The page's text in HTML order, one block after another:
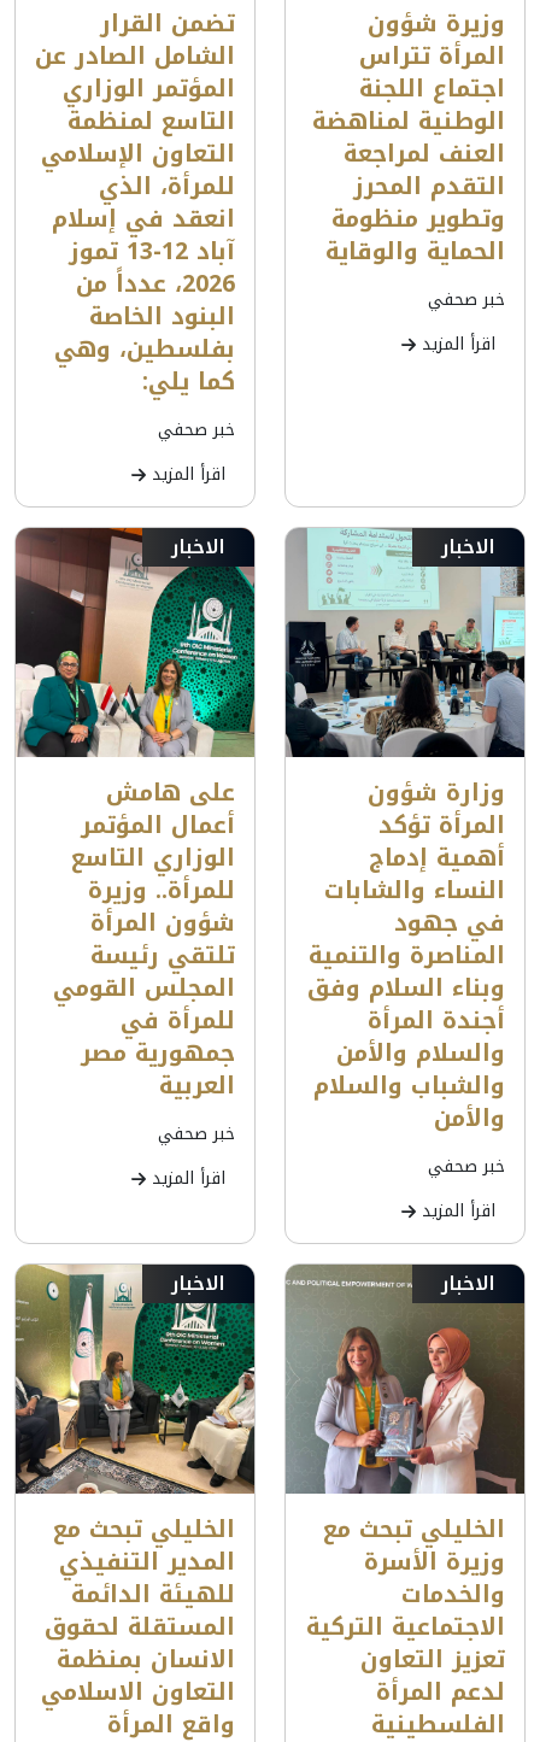
وزيرة شؤون
المرأة تتراس
اجتماع اللجنة
الوطنية لمناهضة
العنف لمراجعة
التقدم المحرز
وتطوير منظومة
الحماية والوقاية
خبر صحفي
اقرأ المزيد
تضمن القرار
الشامل الصادر عن
المؤتمر الوزاري
التاسع لمنظمة
التعاون الإسلامي
للمرأة، الذي
انعقد في إسلام
آباد 12-13 تموز
2026، عدداً من
البنود الخاصة
بفلسطين، وهي
كما يلي:
خبر صحفي
اقرأ المزيد
الاخبار
وزارة شؤون
المرأة تؤكد
أهمية إدماج
النساء والشابات
في جهود
المناصرة والتنمية
وبناء السلام وفق
أجندة المرأة
والسلام والأمن
والشباب والسلام
والأمن
خبر صحفي
اقرأ المزيد
الاخبار
على هامش
أعمال المؤتمر
الوزاري التاسع
للمرأة.. وزيرة
شؤون المرأة
تلتقي رئيسة
المجلس القومي
للمرأة في
جمهورية مصر
العربية
خبر صحفي
اقرأ المزيد
الاخبار
الخليلي تبحث مع
وزيرة الأسرة
والخدمات
الاجتماعية التركية
تعزيز التعاون
لدعم المرأة
الفلسطينية
الاخبار
الخليلي تبحث مع
المدير التنفيذي
للهيئة الدائمة
المستقلة لحقوق
الانسان بمنظمة
التعاون الاسلامي
واقع المرأة